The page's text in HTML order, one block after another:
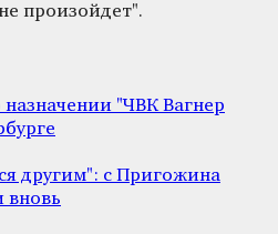
произойдет".
"ЧВК Вагнер
другим": с Пригожина
вновь